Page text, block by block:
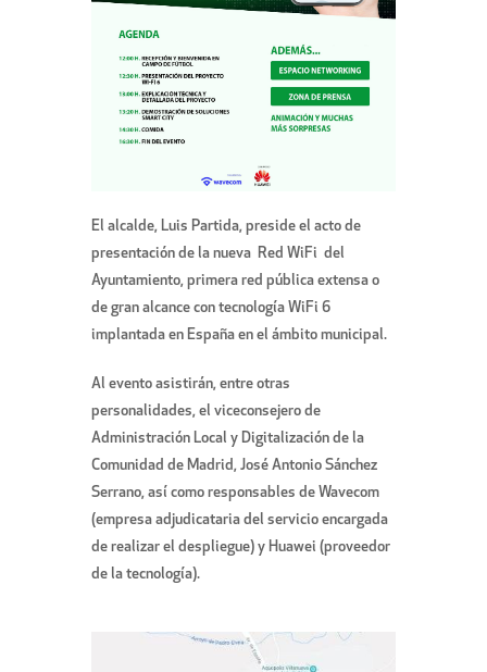
El alcalde, Luis Partida, preside el acto de
presentación de la nueva Red WiFi del
Ayuntamiento, primera red pública extensa o
de gran alcance con tecnología WiFi 6
implantada en España en el ámbito municipal.
Al evento asistirán, entre otras
personalidades, el viceconsejero de
Administración Local y Digitalización de la
Comunidad de Madrid, José Antonio Sánchez
Serrano, así como responsables de Wavecom
(empresa adjudicataria del servicio encargada
de realizar el despliegue) y Huawei (proveedor
de la tecnología).